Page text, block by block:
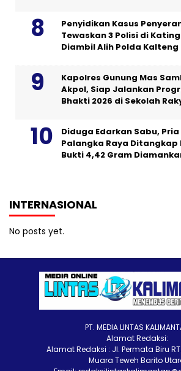
Penyidikan Kasus
Tewaskan 3 Polisi di
Diambil Alih Polda Kalteng
Kapolres Gunung Mas
Akpol, Siap Jalankan
Bhakti 2026 di Sekolah
Diduga Edarkan Sabu,
Palangka Raya Ditangkap
Bukti 4,42 Gram
INTERNASIONAL
No posts yet.
PT. MEDIA LINTAS
Alamat Redaksi:
Alamat Redaksi : Jl. Permata Biru
Muara Teweh Barito